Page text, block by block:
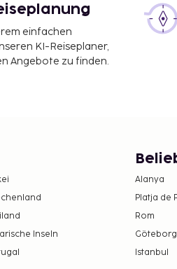
einfachen
KI-Reiseplaner,
Angebote zu finden.
Inseln
Alanya
Platja de
Rom
Göteborg
Istanbul